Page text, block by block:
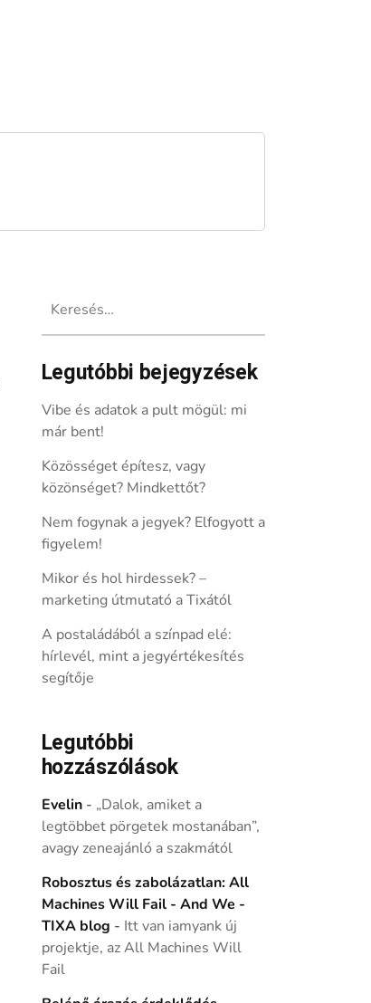
Legutóbbi bejegyzések
Vibe és adatok a pult mögül: mi
már bent!
Közösséget építesz, vagy
közönséget? Mindkettőt?
Nem fogynak a jegyek? Elfogyott a
figyelem!
Mikor és hol hirdessek? –
marketing útmutató a Tixától
A postaládából a színpad elé:
hírlevél, mint a jegyértékesítés
segítője
Legutóbbi
hozzászólások
Evelin- „Dalok, amiket a
legtöbbet pörgetek mostanában”,
avagy zeneajánló a szakmától
Robosztus és zabolázatlan: All
Machines Will Fail - And We -
TIXA blog - Itt van iamyank új
projektje, az All Machines Will
Fail